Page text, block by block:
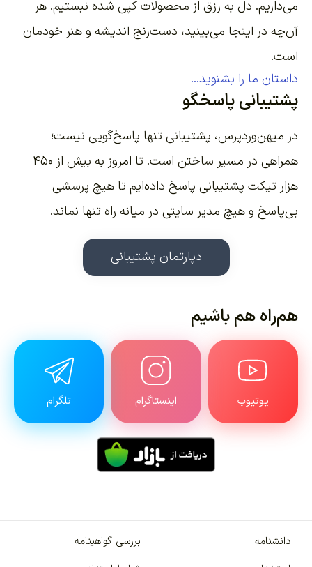
می‌داریم. دل به رزق از محصولات کپی شده نبستیم. هر
آن‌چه در اینجا می‌بینید، دست‌رنج اندیشه و هنر خودمان
است.
داستان ما را بشنوید...
پشتیبانی پاسخگو
در میهن‌وردپرس، پشتیبانی تنها پاسخ‌گویی نیست؛
همراهی در مسیر ساختن است. تا امروز به بیش از ۴۵۰
هزار تیکت پشتیبانی پاسخ داده‌ایم تا هیچ پرسشی
بی‌پاسخ و هیچ مدیر سایتی در میانه راه تنها نماند.
دپارتمان پشتیبانی
هم‌راه هم باشیم
یوتیوب اینستاگرام تلگرام
دانشنامه
بررسی گواهینامه